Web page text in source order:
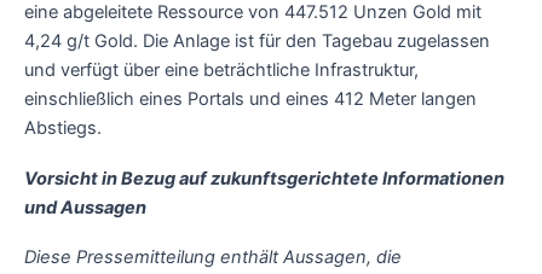
eine abgeleitete Ressource von 447.512 Unzen Gold mit
4,24 g/t Gold. Die Anlage ist für den Tagebau zugelassen
und verfügt über eine beträchtliche Infrastruktur,
einschließlich eines Portals und eines 412 Meter langen
Abstiegs.
Vorsicht in Bezug auf zukunftsgerichtete Informationen
und Aussagen
Diese Pressemitteilung enthält Aussagen, die